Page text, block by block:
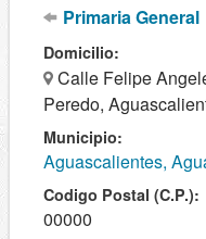
Primaria General
Domicilio:
Calle Felipe
Peredo,
Municipio:
Aguascalientes,
Codigo Postal (C.P.):
00000